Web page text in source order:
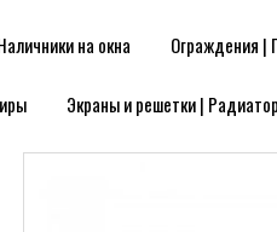
на окна Ограждения |
Экраны и решетки |